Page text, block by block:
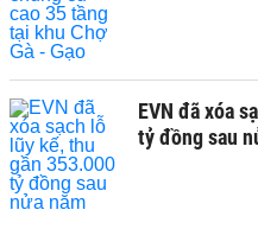
EVN đã xóa
tỷ đồng sau